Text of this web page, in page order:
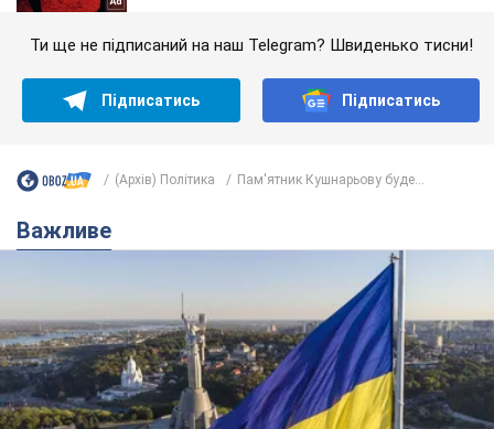
Ти ще не підписаний на наш Telegram? Швиденько тисни!
Підписатись Підписатись
(Архів) Політика Пам'ятник Кушнарьову буде...
Важливе